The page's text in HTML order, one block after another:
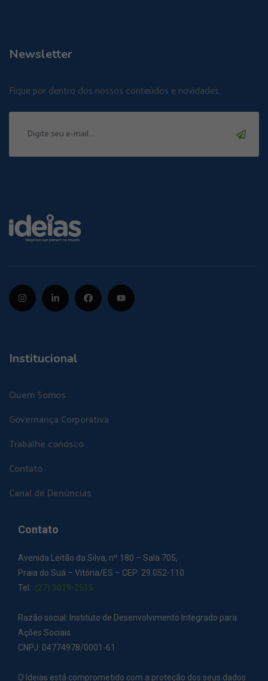
Newsletter
Fique por dentro dos nossos conteúdos e novidades.
Institucional
Quem Somos
Governança Corporativa
Trabalhe conosco
Contato
Canal de Denúncias
Contato
Avenida Leitão da Silva, nº 180 – Sala 705,
Praia do Suá – Vitória/ES – CEP: 29.052-110
Tel.: (27) 3019-2515
Razão social: Instituto de Desenvolvimento Integrado para
Ações Sociais
CNPJ: 04774978/0001-61
O Ideias está comprometido com a proteção dos seus dados